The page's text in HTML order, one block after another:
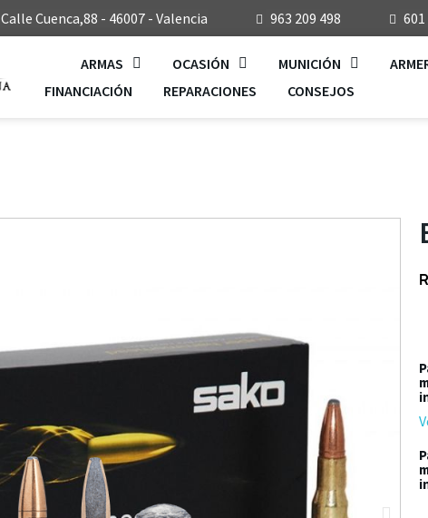
Calle Cuenca,88 - 46007 - Valencia 963 209 498 601
ARMAS OCASIÓN MUNICIÓN
FINANCIACIÓN
REPARACIONES CONSEJOS